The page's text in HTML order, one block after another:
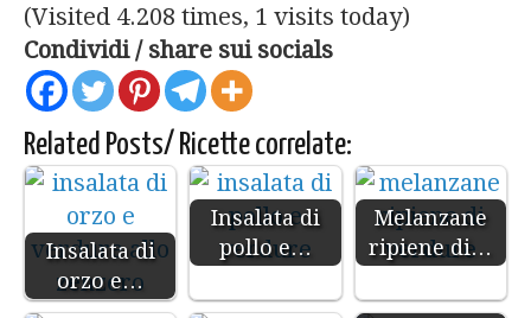
(Visited 4.208 times, 1 visits today)
Condividi / share sui socials
Related Posts/ Ricette correlate:
Insalata di
orzo e…
Insalata di
pollo e…
Melanzane
ripiene di…